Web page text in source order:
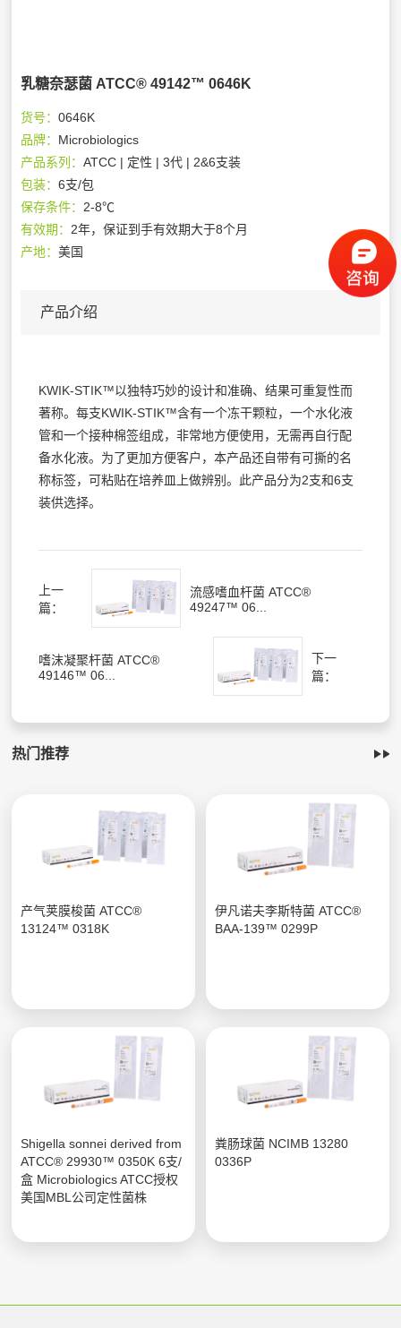
乳糖奈瑟菌 ATCC® 49142™ 0646K
货号：0646K
品牌： Microbiologics
产品系列：ATCC | 定性 | 3代 | 2&6支装
包装：6支/包
保存条件： 2-8℃
有效期： 2年，保证到手有效期大于8个月
产地：美国
产品介绍
KWIK-STIK™以独特巧妙的设计和准确、结果可重复性而
著称。每支KWIK-STIK™含有一个冻干颗粒，一个水化液
管和一个接种棉签组成，非常地方便使用，无需再自行配
备水化液。为了更加方便客户，本产品还自带有可撕的名
称标签，可粘贴在培养皿上做辨别。此产品分为2支和6支
装供选择。
上一
篇：
流感嗜血杆菌 ATCC®
49247™ 06...
嗜沫凝聚杆菌 ATCC®
49146™ 06...
下一
篇：
热门推荐
产气荚膜梭菌 ATCC®
13124™ 0318K
伊凡诺夫李斯特菌 ATCC®
BAA-139™ 0299P
Shigella sonnei derived from
ATCC® 29930™ 0350K 6支/
盒 Microbiologics ATCC授权
美国MBL公司定性菌株
粪肠球菌 NCIMB 13280
0336P